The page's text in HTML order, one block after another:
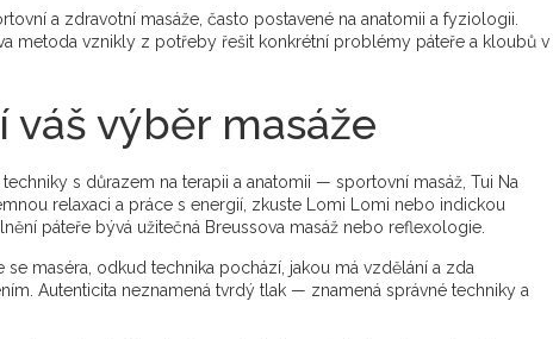
a zdravotní masáže, často postavené na anatomii a fyziologii.
metoda vznikly z potřeby řešit konkrétní problémy páteře a kloubů v
výběr masáže
s důrazem na terapii a anatomii — sportovní masáž, Tui Na
relaxaci a práce s energií, zkuste Lomi Lomi nebo indickou
páteře bývá užitečná Breussova masáž nebo reflexologie.
maséra, odkud technika pochází, jakou má vzdělání a zda
Autenticita neznamená tvrdý tlak — znamená správné techniky a